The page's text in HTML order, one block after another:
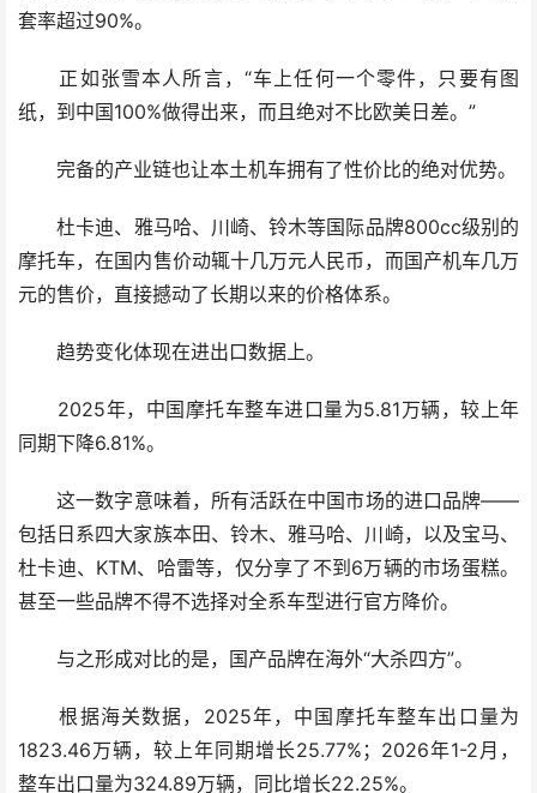
套率超过90%。
正如张雪本人所言，“车上任何一个零件，只要有图
纸，到中国100%做得出来，而且绝对不比欧美日差。”
完备的产业链也让本土机车拥有了性价比的绝对优势。
杜卡迪、雅马哈、川崎、铃木等国际品牌800cc级别的
摩托车，在国内售价动辄十几万元人民币，而国产机车几万
元的售价，直接撼动了长期以来的价格体系。
趋势变化体现在进出口数据上。
2025年，中国摩托车整车进口量为5.81万辆，较上年
同期下降6.81%。
这一数字意味着，所有活跃在中国市场的进口品牌——
包括日系四大家族本田、铃木、雅马哈、川崎，以及宝马、
杜卡迪、KTM、哈雷等，仅分享了不到6万辆的市场蛋糕。
甚至一些品牌不得不选择对全系车型进行官方降价。
与之形成对比的是，国产品牌在海外“大杀四方”。
根据海关数据，2025年，中国摩托车整车出口量为
1823.46万辆，较上年同期增长25.77%；2026年1-2月，
整车出口量为324.89万辆，同比增长22.25%。